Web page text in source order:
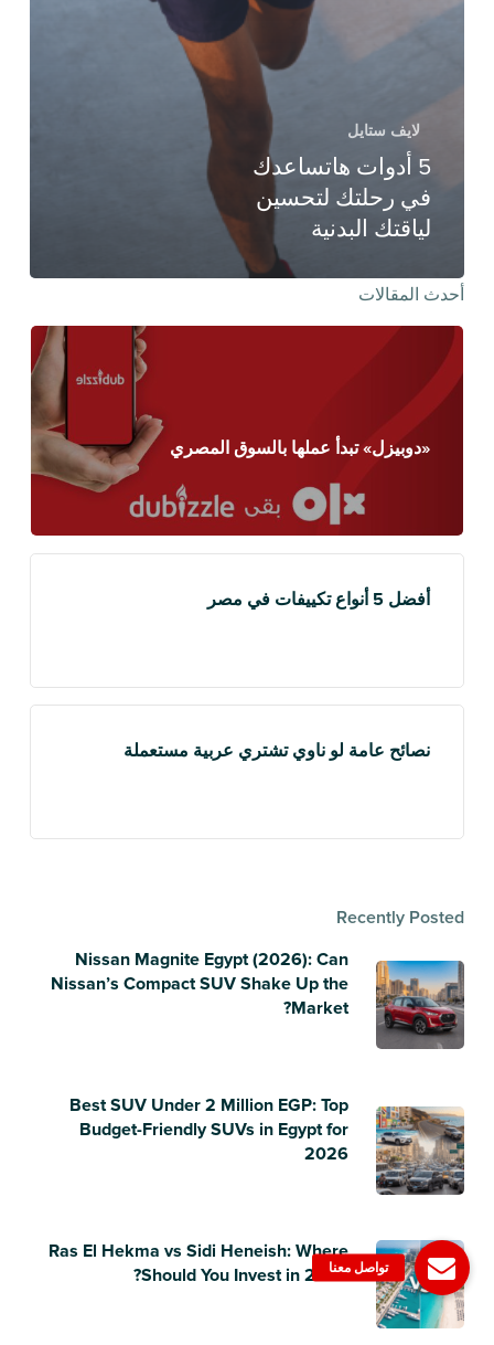
لايف ستايل
5 أدوات هاتساعدك
في رحلتك لتحسين
لياقتك البدنية
أحدث المقالات
«دوبيزل» تبدأ عملها بالسوق المصري
أفضل 5 أنواع تكييفات في مصر
نصائح عامة لو ناوي تشتري عربية مستعملة
Recently Posted
Nissan Magnite Egypt (2026): Can
Nissan’s Compact SUV Shake Up the
Market?
Best SUV Under 2 Million EGP: Top
Budget-Friendly SUVs in Egypt for
2026
Ras El Hekma vs Sidi Heneish: Where
Should You Invest in 2026?